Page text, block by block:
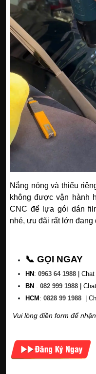
Nắng nóng và thiếu
không được vận hành
CNC để lựa gói dán
nhé, ưu đãi rất lớn đang
📞 GỌI NGAY
HN : 0963 64 1988 | C
BN : 082 999 1988 |
HCM : 0828 99 1988
Vui lòng điền form để